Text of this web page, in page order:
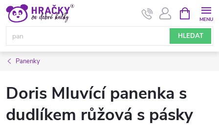
Přejít
obsah
HLEDAT
NÁKUPNÍ
KOŠÍK
Panenky
Doris Mluvící panenka s
dudlíkem růžová s pásky